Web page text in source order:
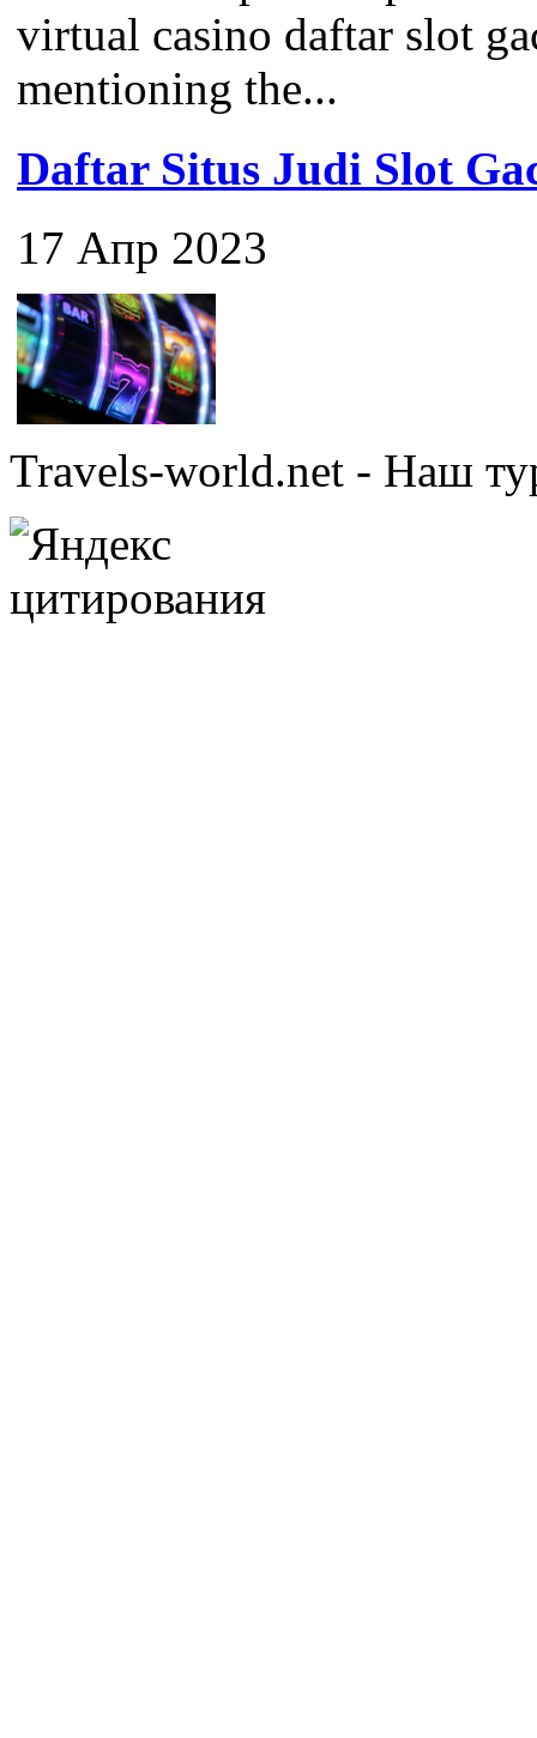
virtual casino daftar slot
mentioning the...
Daftar Situs Judi Slot
17 Апр 2023
Travels-world.net - Наш